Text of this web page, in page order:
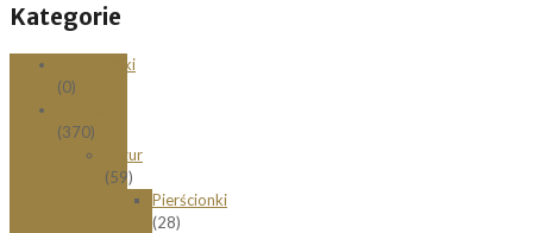
Kategorie
Bransoletki
(0)
(370)
Łazur
(59)
Pierścionki
(28)